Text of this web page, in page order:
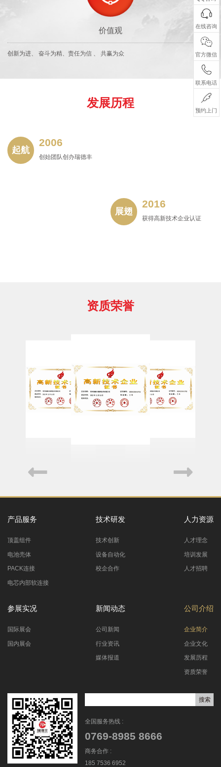
价值观
创新为进、 奋斗为精、责任为信 、 共赢为众
发展历程
起航
2006
创始团队创办瑞德丰
展翅
2016
获得高新技术企业认证
资质荣誉
产品服务
顶盖组件
电池壳体
PACK连接
电芯内部软连接
技术研发
技术创新
设备自动化
校企合作
人力资源
人才理念
培训发展
人才招聘
参展实况
国际展会
国内展会
新闻动态
公司新闻
行业资讯
媒体报道
公司介绍
企业简介
企业文化
发展历程
资质荣誉
全国服务热线 :
0769-8985 8666
商务合作 :
185 7536 6952
在线咨询
官方微信
联系电话
预约上门